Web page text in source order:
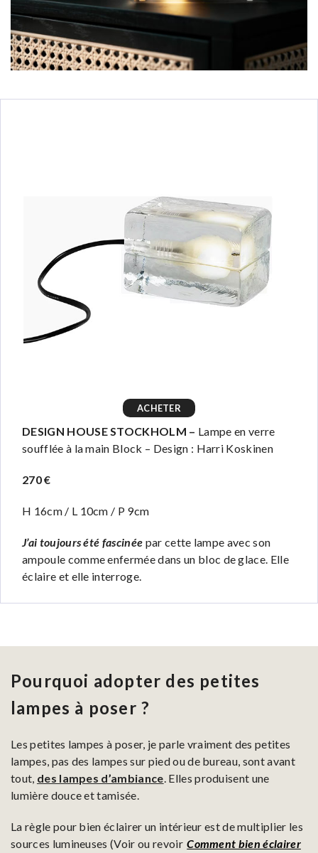
ACHETER
DESIGN HOUSE STOCKHOLM – Lampe en verre
soufflée à la main Block – Design : Harri Koskinen
270 €
H 16cm / L 10cm / P 9cm
J’ai toujours été fascinée par cette lampe avec son
ampoule comme enfermée dans un bloc de glace. Elle
éclaire et elle interroge.
Pourquoi adopter des petites
lampes à poser ?
Les petites lampes à poser, je parle vraiment des petites
lampes, pas des lampes sur pied ou de bureau, sont avant
tout, des lampes d’ambiance. Elles produisent une
lumière douce et tamisée.
La règle pour bien éclairer un intérieur est de multiplier les
sources lumineuses (Voir ou revoir Comment bien éclairer